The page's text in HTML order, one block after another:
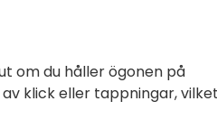
om du håller ögonen på
klick eller tappningar,